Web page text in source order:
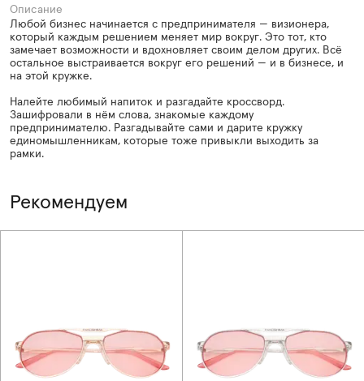
Описание
Любой бизнес начинается с предпринимателя — визионера,
который каждым решением меняет мир вокруг. Это тот, кто
замечает возможности и вдохновляет своим делом других. Всё
остальное выстраивается вокруг его решений — и в бизнесе, и
на этой кружке.
Налейте любимый напиток и разгадайте кроссворд.
Зашифровали в нём слова, знакомые каждому
предпринимателю. Разгадывайте сами и дарите кружку
единомышленникам, которые тоже привыкли выходить за
рамки.
Рекомендуем